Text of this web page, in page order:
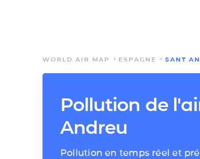
WORLD AIR MAP ESPAGNE SANT
Pollution de
Andreu
Pollution en temps réel et